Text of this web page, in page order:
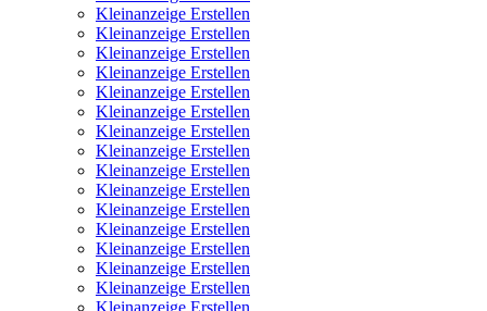
Kleinanzeige Erstellen
Kleinanzeige Erstellen
Kleinanzeige Erstellen
Kleinanzeige Erstellen
Kleinanzeige Erstellen
Kleinanzeige Erstellen
Kleinanzeige Erstellen
Kleinanzeige Erstellen
Kleinanzeige Erstellen
Kleinanzeige Erstellen
Kleinanzeige Erstellen
Kleinanzeige Erstellen
Kleinanzeige Erstellen
Kleinanzeige Erstellen
Kleinanzeige Erstellen
Kleinanzeige Erstellen